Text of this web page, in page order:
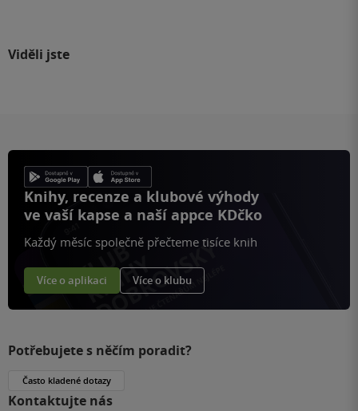
Viděli jste
Knihy, recenze a klubové výhody
ve vaší kapse a naší appce KDčko
Každý měsíc společně přečteme tisíce knih
Více o aplikaci Více o klubu
Potřebujete s něčím poradit?
Často kladené dotazy
Kontaktujte nás